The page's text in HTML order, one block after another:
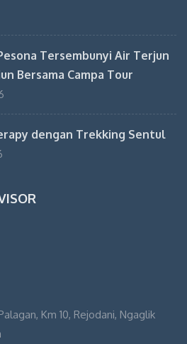
Tersembunyi Air Terjun
Bersama Campa Tour
dengan Trekking Sentul
Km 10, Rejodani, Ngaglik